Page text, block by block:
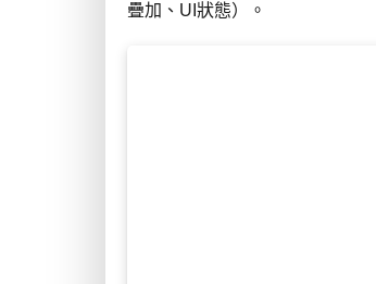
疊加、UI狀態）。